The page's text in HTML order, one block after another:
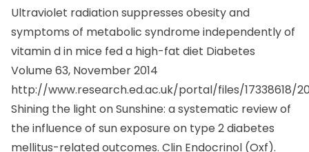
Ultraviolet radiation suppresses obesity and
symptoms of metabolic syndrome independently of
vitamin d in mice fed a high-fat diet Diabetes
Volume 63, November 2014
http://www.research.ed.ac.uk/portal/files/17338618/
Shining the light on Sunshine: a systematic review of
the influence of sun exposure on type 2 diabetes
mellitus-related outcomes. Clin Endocrinol (Oxf).